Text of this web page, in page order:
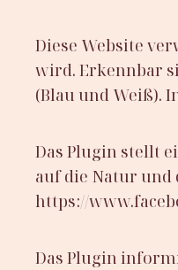
Diese Website
wird. Erkennbar
(Blau und Weiß).
Das Plugin stellt
auf die Natur und
https://
Das Plugin